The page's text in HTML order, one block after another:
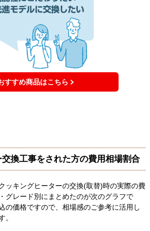
すすめ商品はこちら
換工事をされた方の費用相場割合
ッキングヒーターの交換(取替)時の実際の費
グレード別にまとめたのが次のグラフで
の価格ですので、相場感のご参考に活用し
。